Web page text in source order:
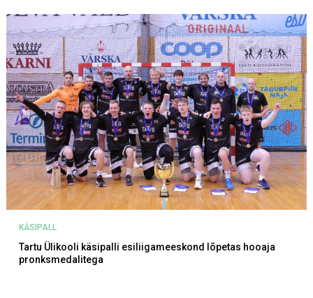
KÄSIPALL
Tartu Ülikooli käsipalli esiliigameeskond lõpetas hooaja
pronksmedalitega